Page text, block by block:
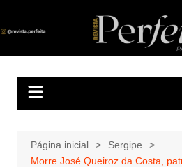
A melhor revista eletrônica do interior de
Página inicial
Sergipe
Morre José Queiroz da Costa,